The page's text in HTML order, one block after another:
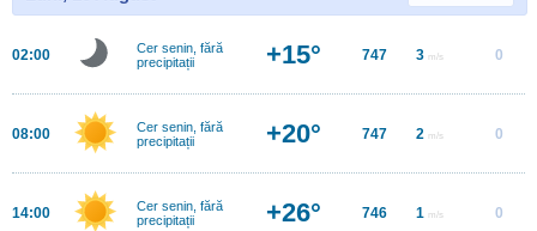
02:00
Cer senin, fără
precipitații
+15° 747 3 m/s 0
08:00
Cer senin, fără
precipitații
+20° 747 2 m/s 0
14:00
Cer senin, fără
precipitații
+26° 746 1 m/s 0